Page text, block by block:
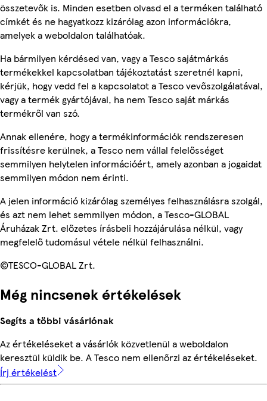
összetevők is. Minden esetben olvasd el a terméken található
címkét és ne hagyatkozz kizárólag azon információkra,
amelyek a weboldalon találhatóak.
Ha bármilyen kérdésed van, vagy a Tesco sajátmárkás
termékekkel kapcsolatban tájékoztatást szeretnél kapni,
kérjük, hogy vedd fel a kapcsolatot a Tesco vevőszolgálatával,
vagy a termék gyártójával, ha nem Tesco saját márkás
termékről van szó.
Annak ellenére, hogy a termékinformációk rendszeresen
frissítésre kerülnek, a Tesco nem vállal felelősséget
semmilyen helytelen információért, amely azonban a jogaidat
semmilyen módon nem érinti.
A jelen információ kizárólag személyes felhasználásra szolgál,
és azt nem lehet semmilyen módon, a Tesco-GLOBAL
Áruházak Zrt. előzetes írásbeli hozzájárulása nélkül, vagy
megfelelő tudomásul vétele nélkül felhasználni.
©TESCO-GLOBAL Zrt.
Még nincsenek értékelések
Segíts a többi vásárlónak
Az értékeléseket a vásárlók közvetlenül a weboldalon
keresztül küldik be. A Tesco nem ellenőrzi az értékeléseket.
Írj értékelést